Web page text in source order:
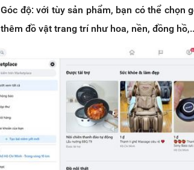
Góc độ: với tùy sản phẩm, bạn có thể chọn
thêm đồ vật trang trí như hoa, nền, đồng